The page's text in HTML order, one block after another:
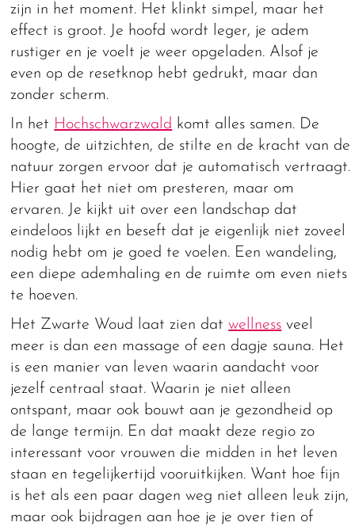
zijn in het moment. Het klinkt simpel, maar het
effect is groot. Je hoofd wordt leger, je adem
rustiger en je voelt je weer opgeladen. Alsof je
even op de resetknop hebt gedrukt, maar dan
zonder scherm.
In het Hochschwarzwald komt alles samen. De
hoogte, de uitzichten, de stilte en de kracht van de
natuur zorgen ervoor dat je automatisch vertraagt.
Hier gaat het niet om presteren, maar om
ervaren. Je kijkt uit over een landschap dat
eindeloos lijkt en beseft dat je eigenlijk niet zoveel
nodig hebt om je goed te voelen. Een wandeling,
een diepe ademhaling en de ruimte om even niets
te hoeven.
Het Zwarte Woud laat zien datwellness veel
meer is dan een massage of een dagje sauna. Het
is een manier van leven waarin aandacht voor
jezelf centraal staat. Waarin je niet alleen
ontspant, maar ook bouwt aan je gezondheid op
de lange termijn. En dat maakt deze regio zo
interessant voor vrouwen die midden in het leven
staan en tegelijkertijd vooruitkijken. Want hoe fijn
is het als een paar dagen weg niet alleen leuk zijn,
maar ook bijdragen aan hoe je je over tien of